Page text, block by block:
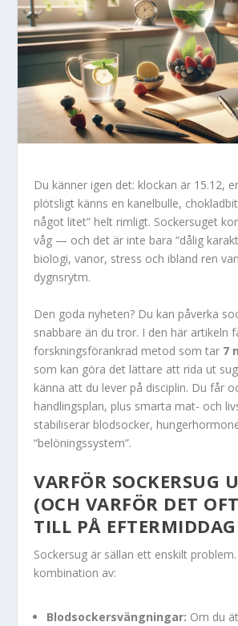
Du känner igen det: klockan är 15.12,
plötsligt känns en kanelbulle,
något litet” helt rimligt. Sockersuget
våg — och det är inte bara “dålig
biologi, vanor, stress och ibland ren
dygnsrytm.
Den goda nyheten? Du kan påverka
snabbare än du tror. I den här artikeln
forskningsförankrad metod som tar 7
som kan göra det lättare att rida ut
känna att du lever på disciplin. Du får
handlingsplan, plus smarta mat- och
stabiliserar blodsocker,
“belöningssystem”.
VARFÖR SOCKERSUG
(OCH VARFÖR DET
TILL PÅ
Sockersug är sällan ett enskilt
kombination av:
Blodsockersvängningar: Om du